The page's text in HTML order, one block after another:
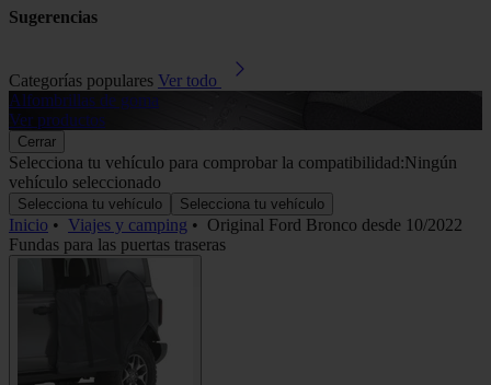
Sugerencias
Categorías populares Ver todo
Alfombrillas de goma
Ver productos
Cerrar
Selecciona tu vehículo para comprobar la compatibilidad:Ningún
vehículo seleccionado
Selecciona tu vehículo Selecciona tu vehículo
Inicio • Viajes y camping • Original Ford Bronco desde 10/2022
Fundas para las puertas traseras